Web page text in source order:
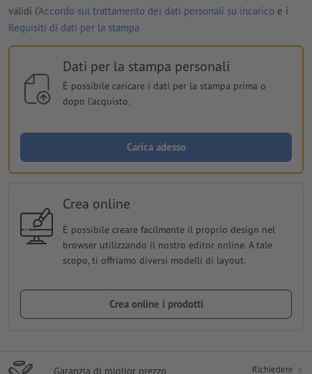
validi l'Accordo sul trattamento dei dati personali su incarico e i
Requisiti di dati per la stampa
Dati per la stampa personali
È possibile caricare i dati per la stampa prima o
dopo l'acquisto.
Carica adesso
Crea online
È possibile creare facilmente il proprio design nel
browser utilizzando il nostro editor online. A tale
scopo, ti offriamo diversi modelli di layout.
Crea online i prodotti
Garanzia di miglior prezzo Richiedere